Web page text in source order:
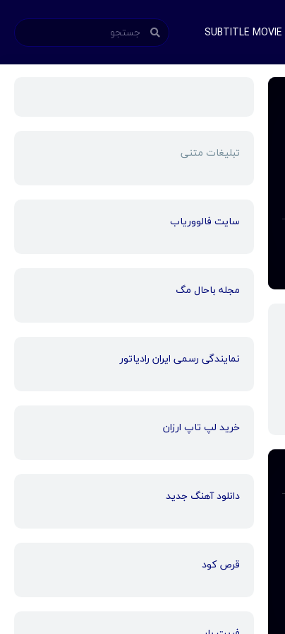
SUBTITLE MOVIE
تبلیغات متنی
سایت فالووریاب
مجله باحال مگ
نمایندگی رسمی ایران رادیاتور
خرید لپ تاپ ارزان
دانلود آهنگ جدید
قرص کود